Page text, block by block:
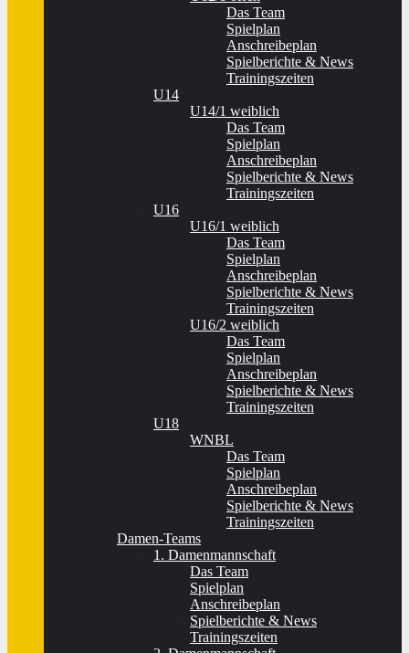
Das Team
Spielplan
Anschreibeplan
Spielberichte & News
Trainingszeiten
U14
U14/1 weiblich
Das Team
Spielplan
Anschreibeplan
Spielberichte & News
Trainingszeiten
U16
U16/1 weiblich
Das Team
Spielplan
Anschreibeplan
Spielberichte & News
Trainingszeiten
U16/2 weiblich
Das Team
Spielplan
Anschreibeplan
Spielberichte & News
Trainingszeiten
U18
WNBL
Das Team
Spielplan
Anschreibeplan
Spielberichte & News
Trainingszeiten
Damen-Teams
1. Damenmannschaft
Das Team
Spielplan
Anschreibeplan
Spielberichte & News
Trainingszeiten